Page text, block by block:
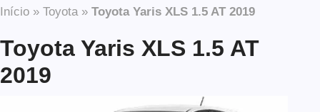
Início » Toyota» Toyota Yaris XLS 1.5 AT 2019
Toyota Yaris XLS 1.5 AT
2019